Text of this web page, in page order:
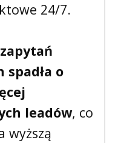
24/7.
o
leadów, co
wyższą